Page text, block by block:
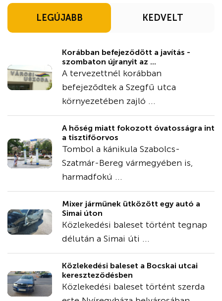
LEGÚJABB KEDVELT
Korábban befejeződött a javítás -
szombaton újranyit az ...
A tervezettnél korábban
befejeződtek a Szegfű utca
környezetében zajló ...
A hőség miatt fokozott óvatosságra int
a tisztifőorvos
Tombol a kánikula Szabolcs-
Szatmár-Bereg vármegyében is,
harmadfokú ...
Mixer járműnek ütközött egy autó a
Simai úton
Közlekedési baleset történt tegnap
délután a Simai úti ...
Közlekedési baleset a Bocskai utcai
kereszteződésben
Közlekedési baleset történt szerda